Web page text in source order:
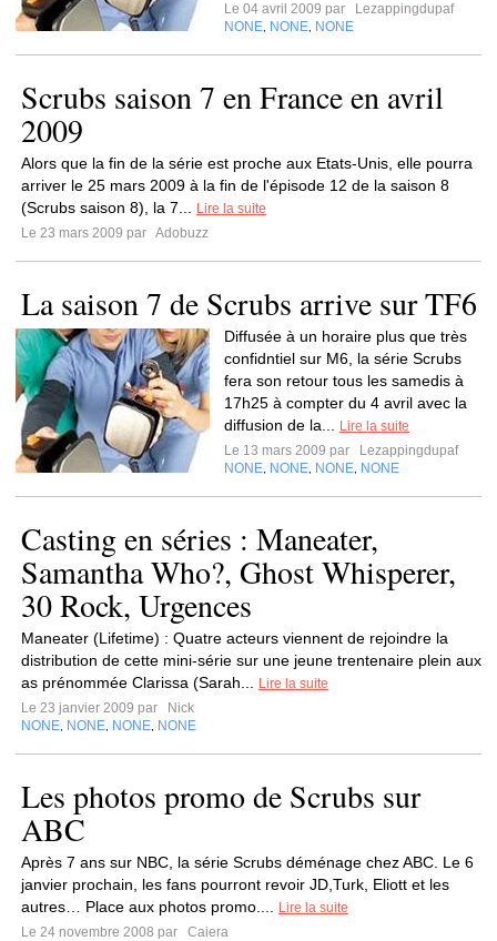
Le 04 avril 2009 par
Lezappingdupaf
NONE NONE NONE
Scrubs saison 7 en France en avril
2009
Alors que la fin de la série est proche aux Etats-Unis, elle pourra
arriver le 25 mars 2009 à la fin de l'épisode 12 de la saison 8
(Scrubs saison 8), la 7...
Lire la suite
Le 23 mars 2009 par Adobuzz
La saison 7 de Scrubs arrive sur TF6
Diffusée à un horaire plus que très
confidntiel sur M6, la série Scrubs
fera son retour tous les samedis à
17h25 à compter du 4 avril avec la
diffusion de la...
Lire la suite
Le 13 mars 2009 par
Lezappingdupaf
NONE NONE NONE NONE
Casting en séries : Maneater,
Samantha Who?, Ghost Whisperer,
30 Rock, Urgences
Maneater (Lifetime) : Quatre acteurs viennent de rejoindre la
distribution de cette mini-série sur une jeune trentenaire plein aux
as prénommée Clarissa (Sarah...
Lire la suite
Le 23 janvier 2009 par
Nick
NONE NONE NONE NONE
Les photos promo de Scrubs sur
ABC
Après 7 ans sur NBC, la série Scrubs déménage chez ABC. Le 6
janvier prochain, les fans pourront revoir JD,Turk, Eliott et les
autres… Place aux photos promo....
Lire la suite
Le 24 novembre 2008 par
Caiera